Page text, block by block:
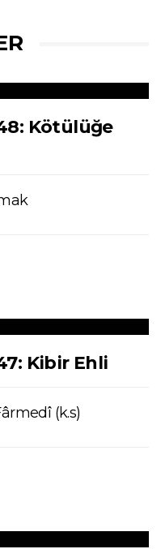
Kötülüğe
Kibir Ehli
(k.s)